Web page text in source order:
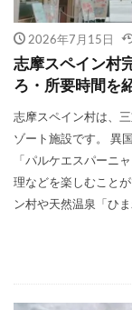
2026年7月15日
志摩スペイン村
ろ・所要時間を
志摩スペイン村は、
ゾート施設です。 異
「パルケエスパーニ
理などを楽しむこと
ン村や天然温泉「ひ